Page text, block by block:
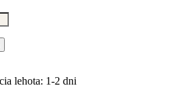
lehota: 1-2 dni